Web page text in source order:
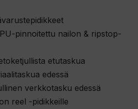
pinnoitettu nailon & ripstop-
etutaskua
edessä
verkkotasku edessä
reel -pidikkeille